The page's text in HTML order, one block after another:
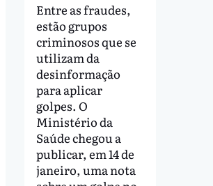
Entre as fraudes,
estão grupos
criminosos que se
utilizam da
desinformação
para aplicar
golpes. O
Ministério da
Saúde chegou a
publicar, em 14 de
janeiro, uma nota